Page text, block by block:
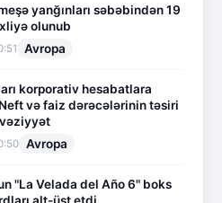
yanğınları səbəbindən 19
olunub
Avropa
korporativ hesabatlara
və faiz dərəcələrinin təsiri
Avropa
"La Velada del Año 6" boks
alt-üst etdi